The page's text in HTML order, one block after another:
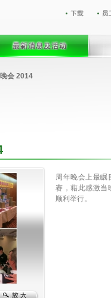
会 2014
周年晚会上最瞩
赛，藉此感激当
顺利举行。